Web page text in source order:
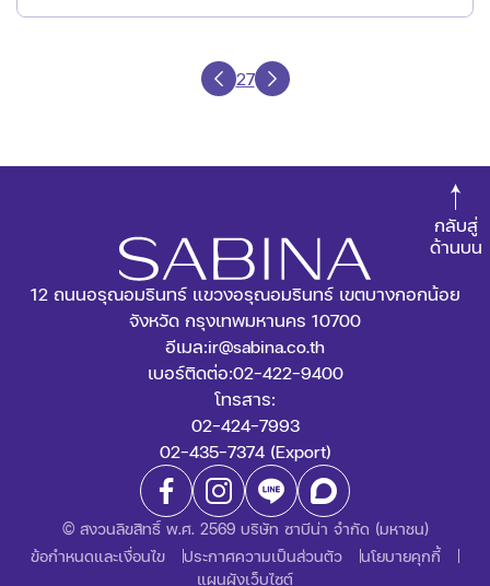
27
12 ถนนอรุณอมรินทร์ แขวงอรุณอมรินทร์ เขตบางกอกน้อย
จังหวัด กรุงเทพมหานคร 10700
อีเมล:ir@sabina.co.th
เบอร์ติดต่อ:02-422-9400
โทรสาร:
02-424-7993
02-435-7374 (Export)
© สงวนลิขสิทธิ์ พ.ศ. 2569 บริษัท ซาบีน่า จำกัด (มหาชน)
ข้อกำหนดและเงื่อนไข
ประกาศความเป็นส่วนตัว
นโยบายคุกกี้
แผนผังเว็บไซต์
กลับสู่
ด้านบน